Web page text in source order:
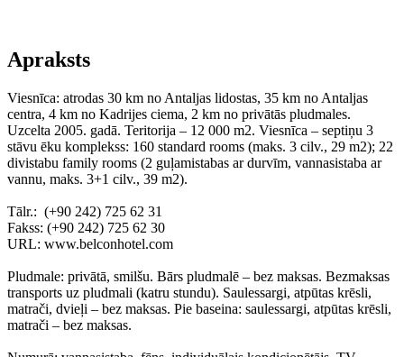
Apraksts
Viesnīca: atrodas 30 km no Antaljas lidostas, 35 km no Antaljas
centra, 4 km no Kadrijes ciema, 2 km no privātās pludmales.
Uzcelta 2005. gadā. Teritorija – 12 000 m2. Viesnīca – septiņu 3
stāvu ēku komplekss: 160 standard rooms (maks. 3 cilv., 29 m2); 22
divistabu family rooms (2 guļamistabas ar durvīm, vannasistaba ar
vannu, maks. 3+1 cilv., 39 m2).
Tālr.: (+90 242) 725 62 31
Fakss: (+90 242) 725 62 30
URL: www.belconhotel.com
Pludmale: privātā, smilšu. Bārs pludmalē – bez maksas. Bezmaksas
transports uz pludmali (katru stundu). Saulessargi, atpūtas krēsli,
matrači, dvieļi – bez maksas. Pie baseina: saulessargi, atpūtas krēsli,
matrači – bez maksas.